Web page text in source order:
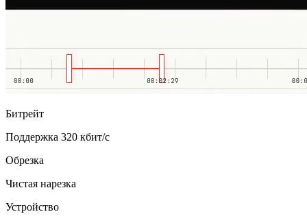
Битрейт
Поддержка 320 кбит/с
Обрезка
Чистая нарезка
Устройство